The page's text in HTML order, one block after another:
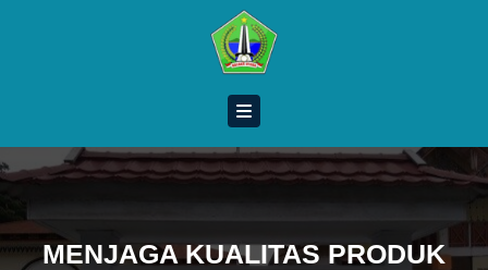
MENJAGA KUALITAS PRODUK